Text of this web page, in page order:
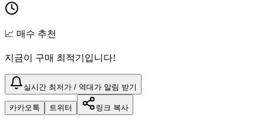
📈 매수 추천
지금이 구매 최적기입니다!
실시간 최저가 / 역대가 알림 받기
카카오톡 트위터 링크 복사